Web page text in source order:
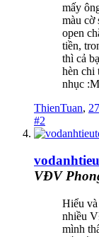
mấy
màu cờ
open
tiền,
thì cả
hèn chi
nhục
ThienTuan,
#2
VĐV
Hiểu
nhiều
mình